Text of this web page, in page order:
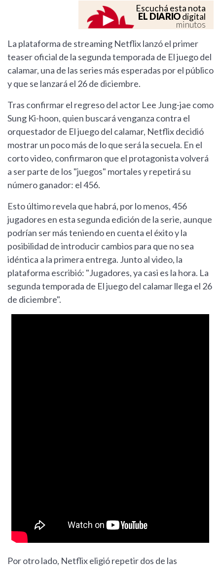
Escuchá esta nota
EL DIARIOdigital
minutos
La plataforma de streaming Netflix lanzó el primer
teaser oficial de la segunda temporada de El juego del
calamar, una de las series más esperadas por el público
y que se lanzará el 26 de diciembre.
Tras confirmar el regreso del actor Lee Jung-jae como
Sung Ki-hoon, quien buscará venganza contra el
orquestador de El juego del calamar, Netflix decidió
mostrar un poco más de lo que será la secuela. En el
corto video, confirmaron que el protagonista volverá
a ser parte de los "juegos" mortales y repetirá su
número ganador: el 456.
Esto último revela que habrá, por lo menos, 456
jugadores en esta segunda edición de la serie, aunque
podrían ser más teniendo en cuenta el éxito y la
posibilidad de introducir cambios para que no sea
idéntica a la primera entrega. Junto al video, la
plataforma escribió: "Jugadores, ya casi es la hora. La
segunda temporada de El juego del calamar llega el 26
de diciembre".
Por otro lado, Netflix eligió repetir dos de las